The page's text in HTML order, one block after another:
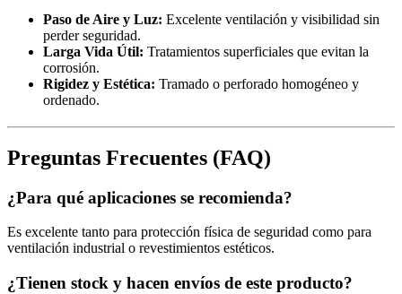
Paso de Aire y Luz: Excelente ventilación y visibilidad sin
perder seguridad.
Larga Vida Útil: Tratamientos superficiales que evitan la
corrosión.
Rigidez y Estética: Tramado o perforado homogéneo y
ordenado.
Preguntas Frecuentes (FAQ)
¿Para qué aplicaciones se recomienda?
Es excelente tanto para protección física de seguridad como para
ventilación industrial o revestimientos estéticos.
¿Tienen stock y hacen envíos de este producto?